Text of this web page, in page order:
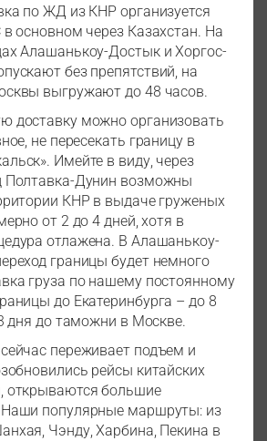
по ЖД из КНР организуется
в основном через Казахстан. На
Алашанькоу-Достык и Хоргос-
без препятствий, на
выгружают до 48 часов.
доставку можно организовать
не пересекать границу в
Имейте в виду, через
Полтавка-Дунин возможны
КНР в выдаче груженых
от 2 до 4 дней, хотя в
отлажена. В Алашанькоу-
границы будет немного
груза по нашему постоянному
до Екатеринбурга – до 8
дня до таможни в Москве.
переживает подъем и
рейсы китайских
открываются большие
популярные маршруты: из
Чэнду, Харбина, Пекина в